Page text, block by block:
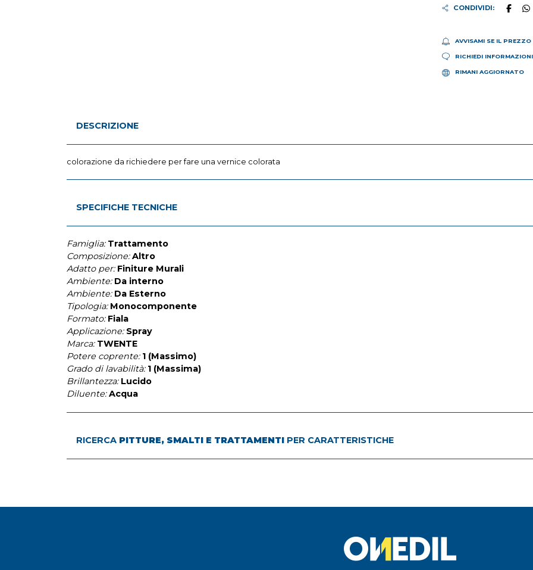
CONDIVIDI:
AVVISAMI SE IL PREZZO
RICHIEDI INFORMAZIONI
RIMANI AGGIORNATO
DESCRIZIONE
colorazione da richiedere per fare una vernice colorata
SPECIFICHE TECNICHE
Famiglia: Trattamento
Composizione: Altro
Adatto per: Finiture Murali
Ambiente: Da interno
Ambiente: Da Esterno
Tipologia: Monocomponente
Formato: Fiala
Applicazione: Spray
Marca: TWENTE
Potere coprente: 1 (Massimo)
Grado di lavabilità: 1 (Massima)
Brillantezza: Lucido
Diluente: Acqua
RICERCA PITTURE, SMALTI E TRATTAMENTI PER CARATTERISTICHE